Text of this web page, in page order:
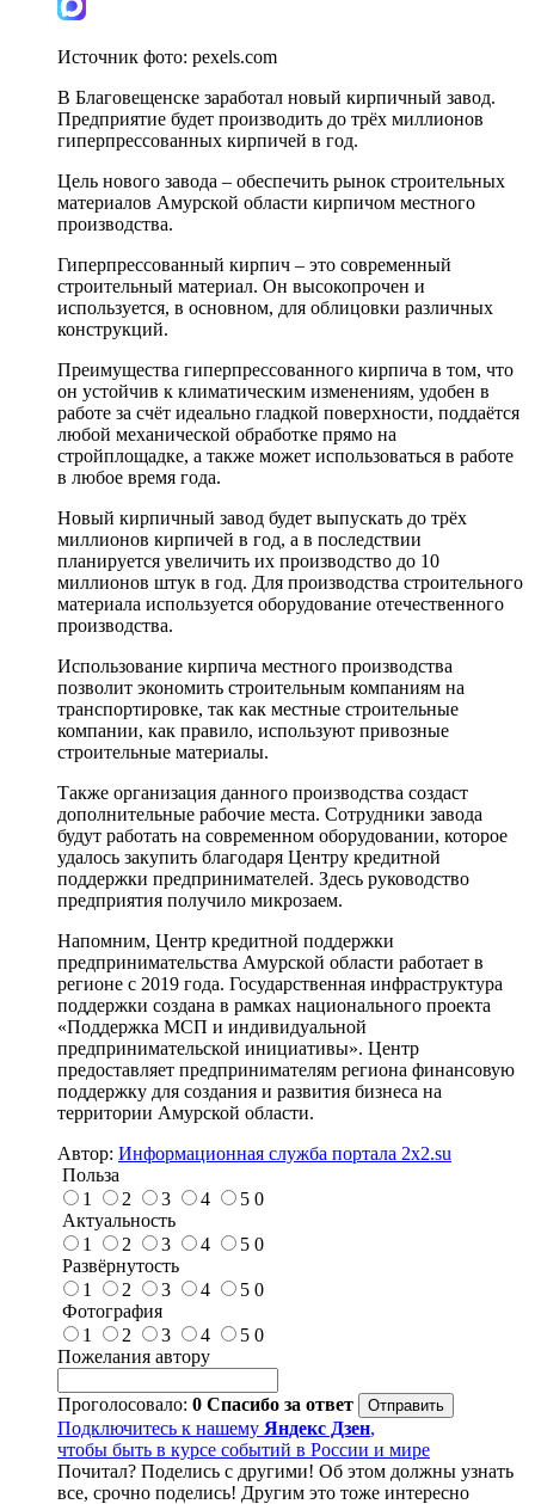
Источник фото: pexels.com
В Благовещенске заработал новый кирпичный завод.
Предприятие будет производить до трёх миллионов
гиперпрессованных кирпичей в год.
Цель нового завода – обеспечить рынок строительных
материалов Амурской области кирпичом местного
производства.
Гиперпрессованный кирпич – это современный
строительный материал. Он высокопрочен и
используется, в основном, для облицовки различных
конструкций.
Преимущества гиперпрессованного кирпича в том, что
он устойчив к климатическим изменениям, удобен в
работе за счёт идеально гладкой поверхности, поддаётся
любой механической обработке прямо на
стройплощадке, а также может использоваться в работе
в любое время года.
Новый кирпичный завод будет выпускать до трёх
миллионов кирпичей в год, а в последствии
планируется увеличить их производство до 10
миллионов штук в год. Для производства строительного
материала используется оборудование отечественного
производства.
Использование кирпича местного производства
позволит экономить строительным компаниям на
транспортировке, так как местные строительные
компании, как правило, используют привозные
строительные материалы.
Также организация данного производства создаст
дополнительные рабочие места. Сотрудники завода
будут работать на современном оборудовании, которое
удалось закупить благодаря Центру кредитной
поддержки предпринимателей. Здесь руководство
предприятия получило микрозаем.
Напомним, Центр кредитной поддержки
предпринимательства Амурской области работает в
регионе с 2019 года. Государственная инфраструктура
поддержки создана в рамках национального проекта
«Поддержка МСП и индивидуальной
предпринимательской инициативы». Центр
предоставляет предпринимателям региона финансовую
поддержку для создания и развития бизнеса на
территории Амурской области.
Автор: Информационная служба портала 2x2.su
Польза
1
2 3 4 5 0
Актуальность
1
2 3 4 5 0
Развёрнутость
1
2 3 4 5 0
Фотография
1
2 3 4 5 0
Пожелания автору
Проголосовало: 0 Спасибо за ответ
Подключитесь к нашему Яндекс Дзен,
чтобы быть в курсе событий в России и мире
Почитал? Поделись с другими! Об этом должны узнать
все, срочно поделись! Другим это тоже интересно